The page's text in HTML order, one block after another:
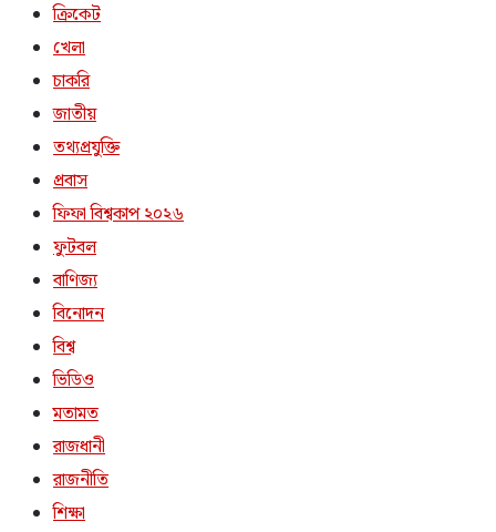
ক্রিকেট
খেলা
চাকরি
জাতীয়
তথ্যপ্রযুক্তি
প্রবাস
ফিফা বিশ্বকাপ ২০২৬
ফুটবল
বাণিজ্য
বিনোদন
বিশ্ব
ভিডিও
মতামত
রাজধানী
রাজনীতি
শিক্ষা